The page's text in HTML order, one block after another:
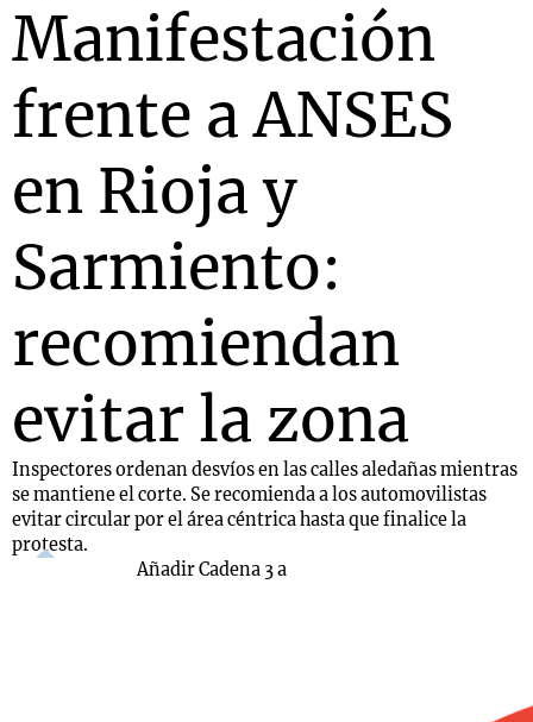
Manifestación
frente a ANSES
en Rioja y
Sarmiento:
recomiendan
evitar la zona
Inspectores ordenan desvíos en las calles aledañas mientras
se mantiene el corte. Se recomienda a los automovilistas
evitar circular por el área céntrica hasta que finalice la
protesta.
Añadir Cadena 3 a